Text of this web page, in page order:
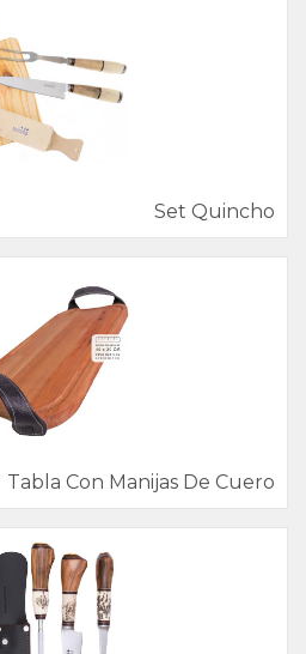
Set Quincho
Tabla Con Manijas De Cuero